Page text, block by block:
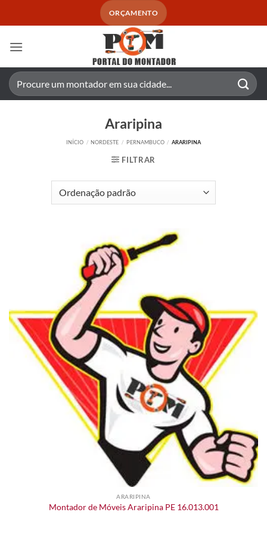
ORÇAMENTO
Pesquisar
por:
Araripina
INÍCIO / NORDESTE / PERNAMBUCO / ARARIPINA
FILTRAR
ARARIPINA
Montador de Móveis Araripina PE 16.013.001